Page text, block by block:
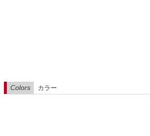
Colors カラー